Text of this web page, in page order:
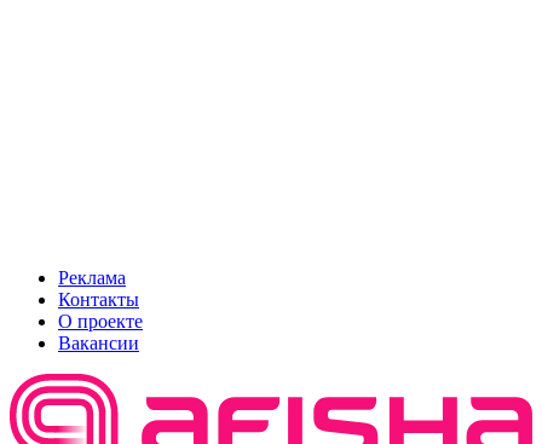
Реклама
Контакты
О проекте
Вакансии